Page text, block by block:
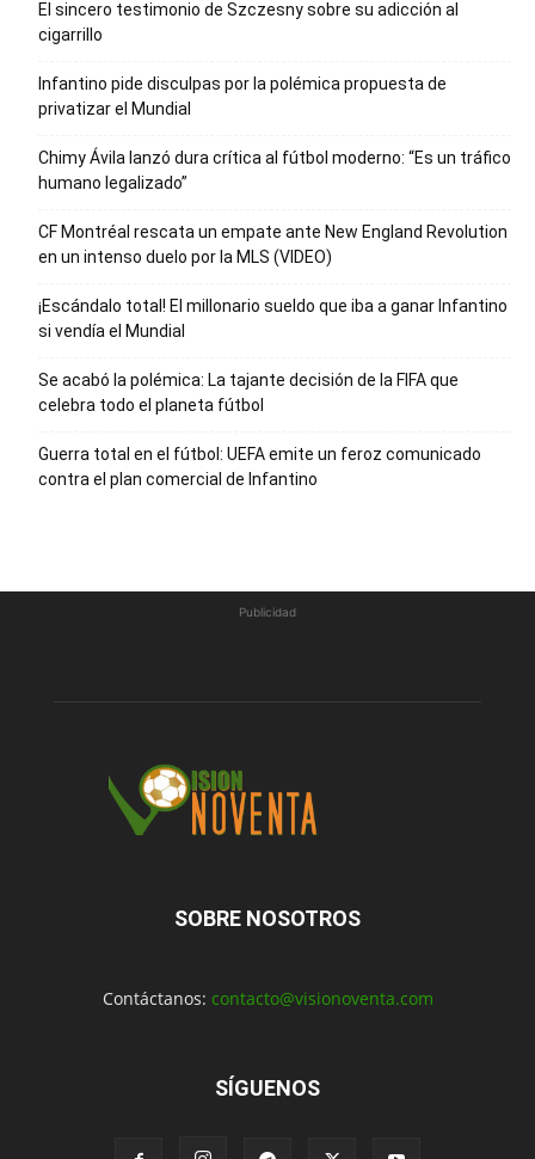
El sincero testimonio de Szczesny sobre su adicción al
cigarrillo
Infantino pide disculpas por la polémica propuesta de
privatizar el Mundial
Chimy Ávila lanzó dura crítica al fútbol moderno: “Es un tráfico
humano legalizado”
CF Montréal rescata un empate ante New England Revolution
en un intenso duelo por la MLS (VIDEO)
¡Escándalo total! El millonario sueldo que iba a ganar Infantino
si vendía el Mundial
Se acabó la polémica: La tajante decisión de la FIFA que
celebra todo el planeta fútbol
Guerra total en el fútbol: UEFA emite un feroz comunicado
contra el plan comercial de Infantino
Publicidad
SOBRE NOSOTROS
Contáctanos: contacto@visionoventa.com
SÍGUENOS